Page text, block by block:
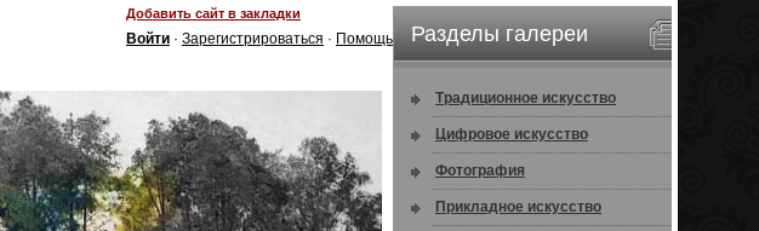
Добавить сайт в закладки
Войти · Зарегистрироваться · Помощь Разделы галереи
Традиционное искусство
Цифровое искусство
Фотография
Прикладное искусство